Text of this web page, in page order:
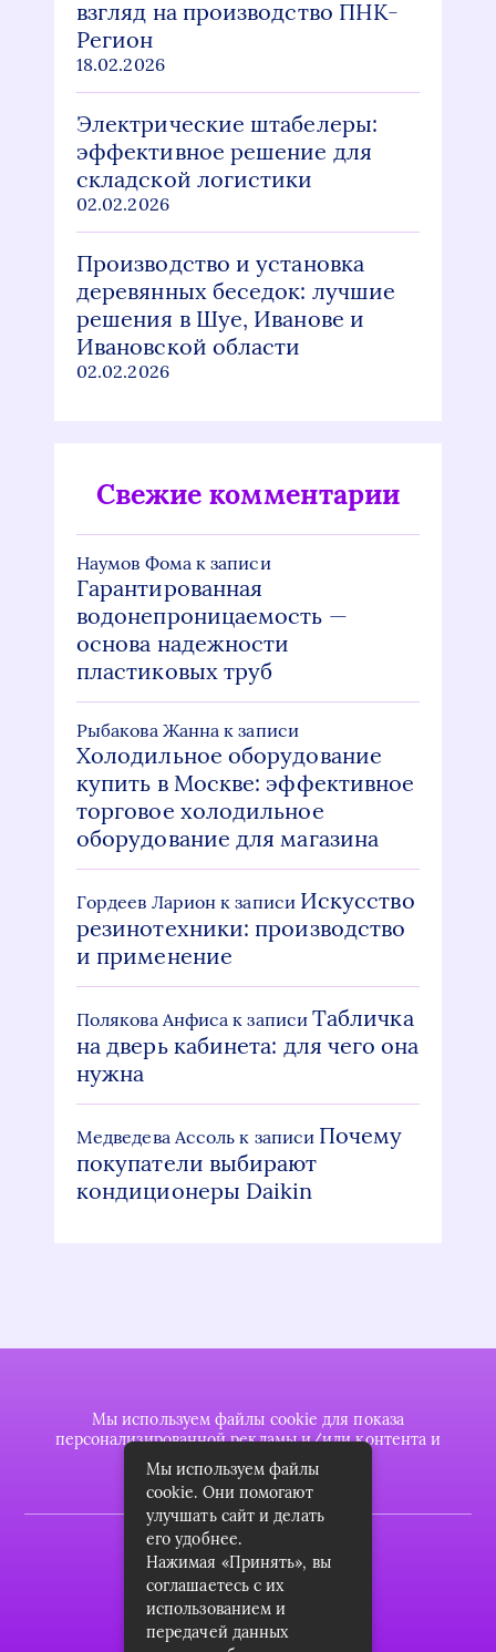
взгляд на производство ПНК-
Регион
18.02.2026
Электрические штабелеры:
эффективное решение для
складской логистики
02.02.2026
Производство и установка
деревянных беседок: лучшие
решения в Шуе, Иванове и
Ивановской области
02.02.2026
Свежие комментарии
Наумов Фома к записи
Гарантированная
водонепроницаемость —
основа надежности
пластиковых труб
Рыбакова Жанна к записи
Холодильное оборудование
купить в Москве: эффективное
торговое холодильное
оборудование для магазина
Гордеев Ларион к записи Искусство
резинотехники: производство
и применение
Полякова Анфиса к записиТабличка
на дверь кабинета: для чего она
нужна
Медведева Ассоль к записи Почему
покупатели выбирают
кондиционеры Daikin
Мы используем файлы cookie для показа
персонализированной рекламы и/или контента и
анализа нашего трафика.
2022 © plasttrubkomplekt.ru
Карта сайта
Контакты
Мы используем файлы
cookie. Они помогают
улучшать сайт и делать
его удобнее.
Нажимая «Принять», вы
соглашаетесь с их
использованием и
передачей данных